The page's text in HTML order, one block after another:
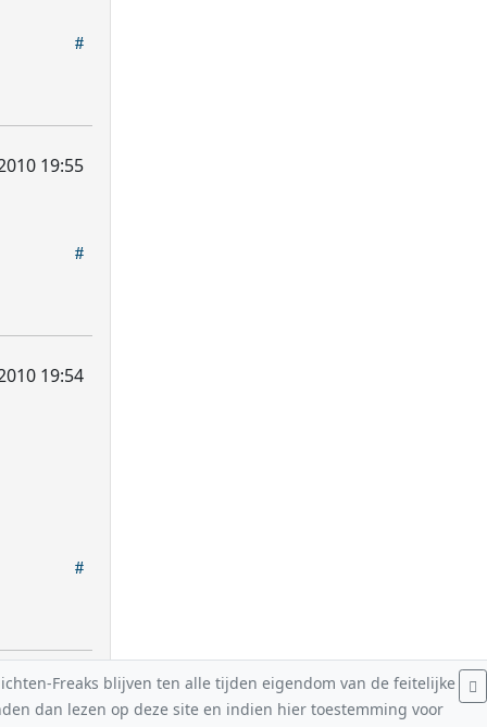
19:55
19:54
Freaks blijven ten alle tijden eigendom van de feitelijke
dan lezen op deze site en indien hier toestemming voor